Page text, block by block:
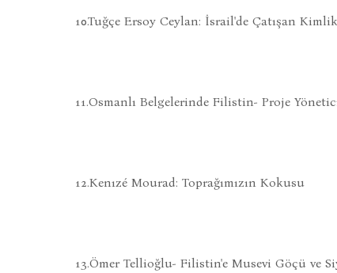
10.Tuğçe Ersoy Ceylan: İsrail'de Çatışan
11.Osmanlı Belgelerinde Filistin- Proje
12.Kenızé Mourad: Toprağımızın Kokusu
13.Ömer Tellioğlu- Filistin'e Musevi Göçü ve